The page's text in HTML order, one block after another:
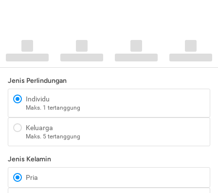
Jenis Perlindungan
Individu
Maks. 1 tertanggung
Keluarga
Maks. 5 tertanggung
Jenis Kelamin
Pria